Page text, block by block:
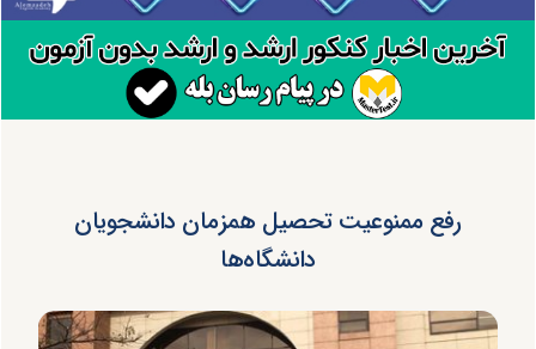
رفع ممنوعیت تحصیل همزمان دانشجویان
دانشگاه‌ها